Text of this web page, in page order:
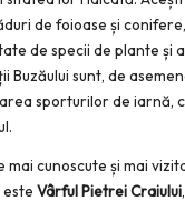
de foioase și
de specii de plante și
Buzăului sunt, de
sporturilor de iarnă,
mai cunoscute și mai
este Vârful Pietrei Craiului